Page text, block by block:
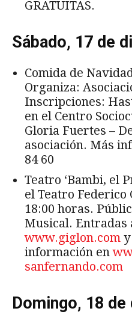
GRATUITAS.
Sábado, 17 de
Comida de
Organiza:
Inscripciones:
en el Centro
Gloria Fuertes –
asociación. Más
84 60
Teatro ‘Bambi, el
el Teatro Federico
18:00 horas.
Musical. Entradas
www.giglon.com
información en
sanfernando.com
Domingo, 18